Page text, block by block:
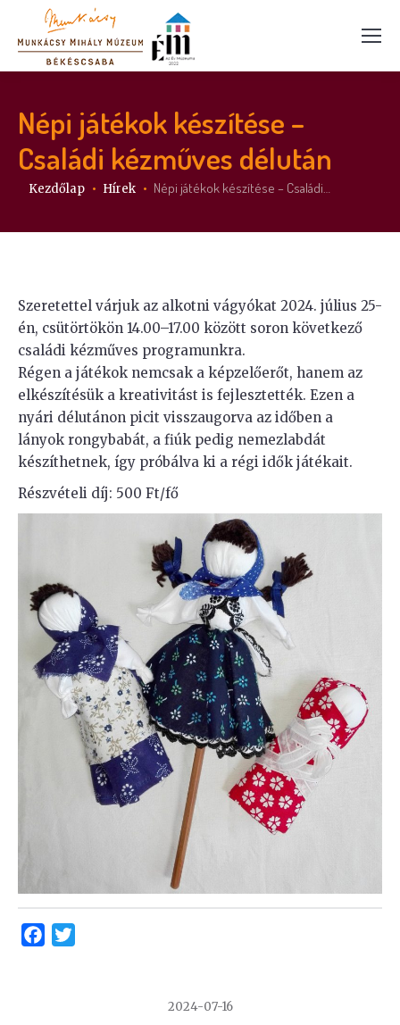
Népi játékok készítése –
Családi kézműves délután
Itt vagy:
Kezdőlap Hírek Népi játékok készítése – Családi…
Szeretettel várjuk az alkotni vágyókat 2024. július 25-
én, csütörtökön 14.00–17.00 között soron következő
családi kézműves programunkra.
Régen a játékok nemcsak a képzelőerőt, hanem az
elkészítésük a kreativitást is fejlesztették. Ezen a
nyári délutánon picit visszaugorva az időben a
lányok rongybabát, a fiúk pedig nemezlabdát
készíthetnek, így próbálva ki a régi idők játékait.
Részvételi díj: 500 Ft/fő
Facebook
2024-07-16